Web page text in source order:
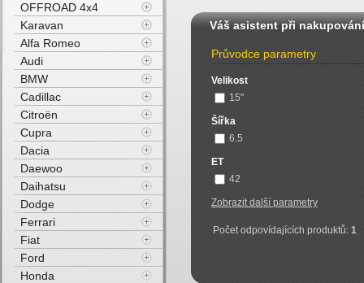
Váš asistent při nakupování
Průvodce parametry
Velikost
15"
Šířka
6.5
ET
42
Zobrazit další parametry
Počet odpovídajících produktů:1
OFFROAD 4x4
Karavan
Alfa Romeo
Audi
BMW
Cadillac
Citroën
Cupra
Dacia
Daewoo
Daihatsu
Dodge
Ferrari
Fiat
Ford
Honda